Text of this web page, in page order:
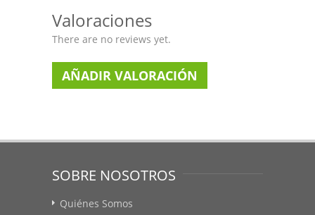
Valoraciones
There are no reviews yet.
AÑADIR VALORACIÓN
SOBRE NOSOTROS
Quiénes Somos